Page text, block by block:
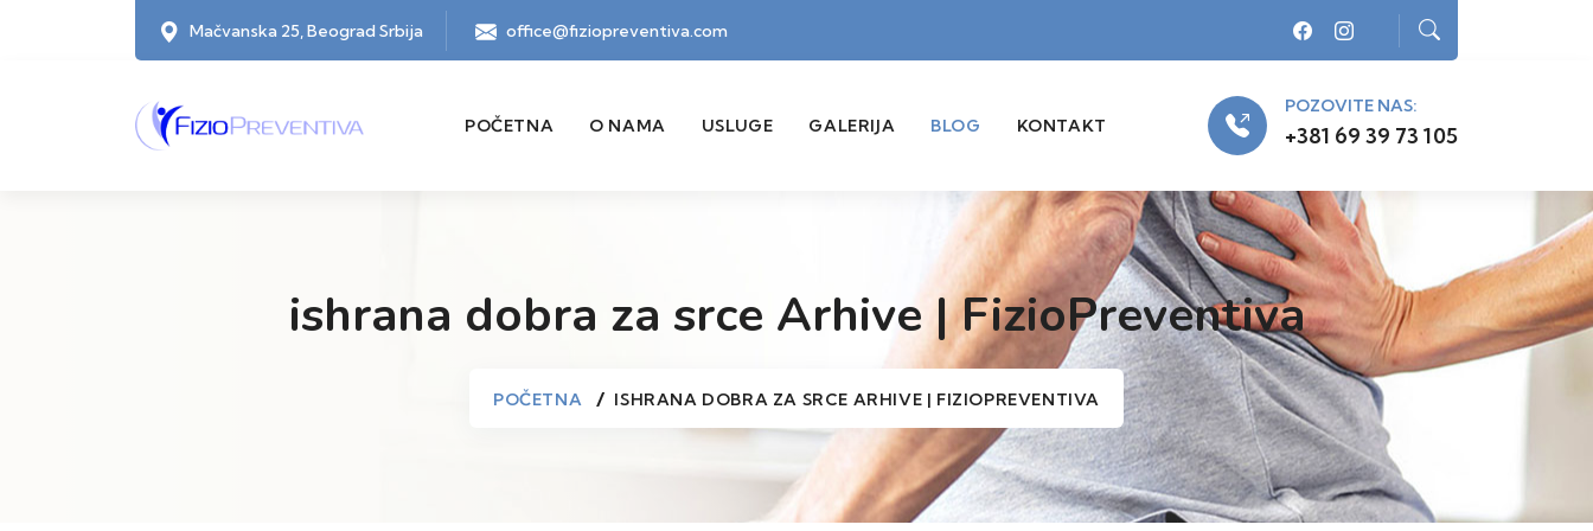
Mačvanska 25, Beograd Srbija office@fiziopreventiva.com
POČETNA O NAMA USLUGE GALERIJA BLOG KONTAKT
POZOVITE NAS:
+381 69 39 73 105
ishrana dobra za srce Arhive | FizioPreventiva
POČETNA ISHRANA DOBRA ZA SRCE ARHIVE | FIZIOPREVENTIVA